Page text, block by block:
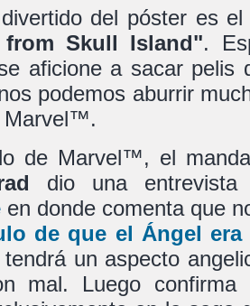
del póster es
from Skull Island".
aficione a sacar pelis
podemos aburrir
Marvel™.
de Marvel™, el
dio una
en donde comenta que
de que el Ángel
un aspecto
mal. Luego